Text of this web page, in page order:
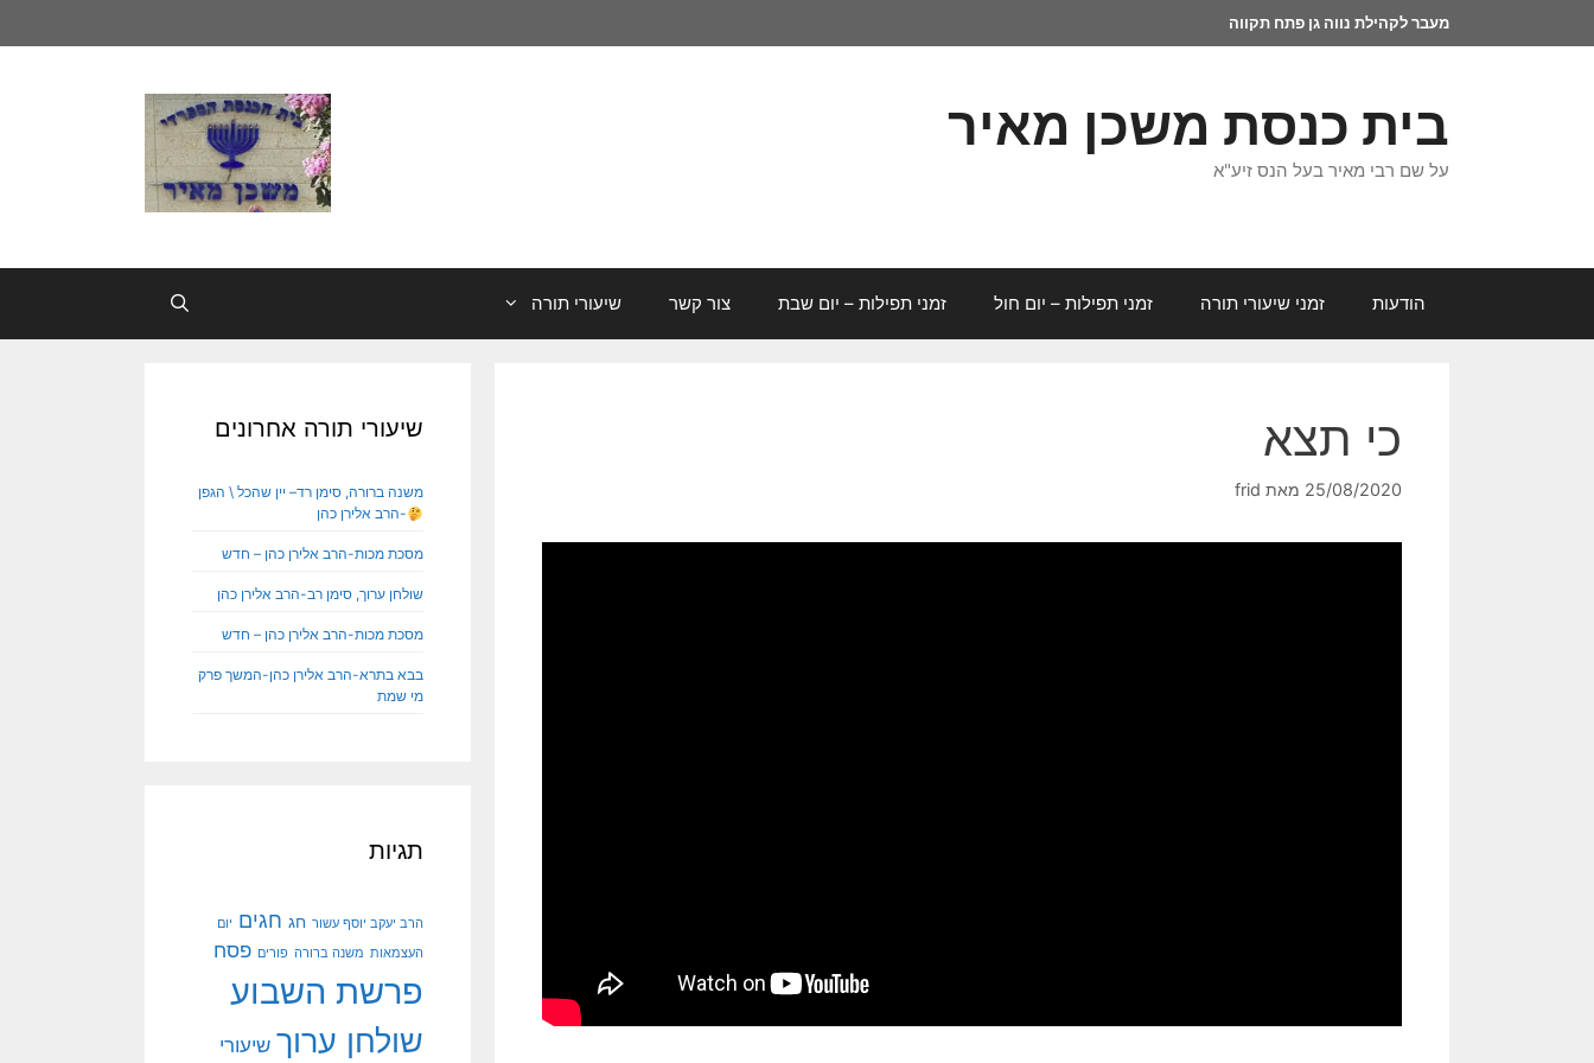
מעבר לקהילת נווה גן פתח תקווה
בית כנסת משכן מאיר
על שם רבי מאיר בעל הנס זיע"א
הודעות זמני שיעורי תורה זמני תפילות – יום חול זמני תפילות – יום שבת צור קשר שיעורי תורה
כי תצא
25/08/2020 מאת frid
שיעורי תורה אחרונים
משנה ברורה, סימן רד– יין שהכל \ הגפן
-הרב אלירן כהן
מסכת מכות-הרב אלירן כהן – חדש
שולחן ערוך, סימן רב-הרב אלירן כהן
מסכת מכות-הרב אלירן כהן – חדש
בבא בתרא-הרב אלירן כהן-המשך פרק
מי שמת
תגיות
הרב יעקב יוסף עשור חג חגים יום
העצמאות משנה ברורה פורים פסח
פרשת השבוע
שולחן ערוך שיעורי